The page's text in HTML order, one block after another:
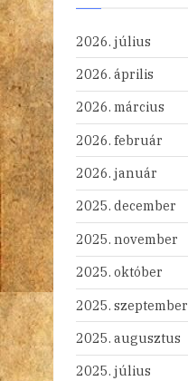
2026. július
2026. április
2026. március
2026. február
2026. január
2025. december
2025. november
2025. október
2025. szeptember
2025. augusztus
2025. július